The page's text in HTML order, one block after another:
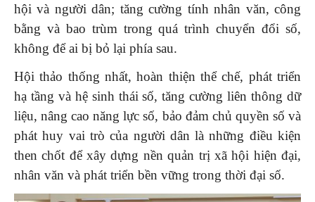
hội và người dân; tăng cường tính nhân văn, công
bằng và bao trùm trong quá trình chuyển đổi số,
không để ai bị bỏ lại phía sau.
Hội thảo thống nhất, hoàn thiện thể chế, phát triển
hạ tầng và hệ sinh thái số, tăng cường liên thông dữ
liệu, nâng cao năng lực số, bảo đảm chủ quyền số và
phát huy vai trò của người dân là những điều kiện
then chốt để xây dựng nền quản trị xã hội hiện đại,
nhân văn và phát triển bền vững trong thời đại số.